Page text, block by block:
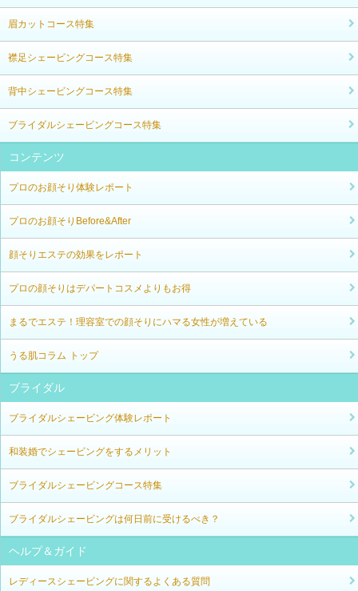
眉カットコース特集
襟足シェービングコース特集
背中シェービングコース特集
ブライダルシェービングコース特集
コンテンツ
プロのお顔そり体験レポート
プロのお顔そりBefore&After
顔そりエステの効果をレポート
プロの顔そりはデパートコスメよりもお得
まるでエステ！理容室での顔そりにハマる女性が増えている
うる肌コラム トップ
ブライダル
ブライダルシェービング体験レポート
和装婚でシェービングをするメリット
ブライダルシェービングコース特集
ブライダルシェービングは何日前に受けるべき？
ヘルプ＆ガイド
レディースシェービングに関するよくある質問